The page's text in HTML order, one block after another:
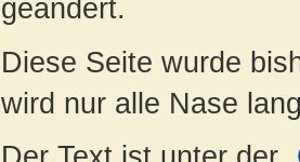
geändert.
Diese Seite wurde
wird nur alle Nase